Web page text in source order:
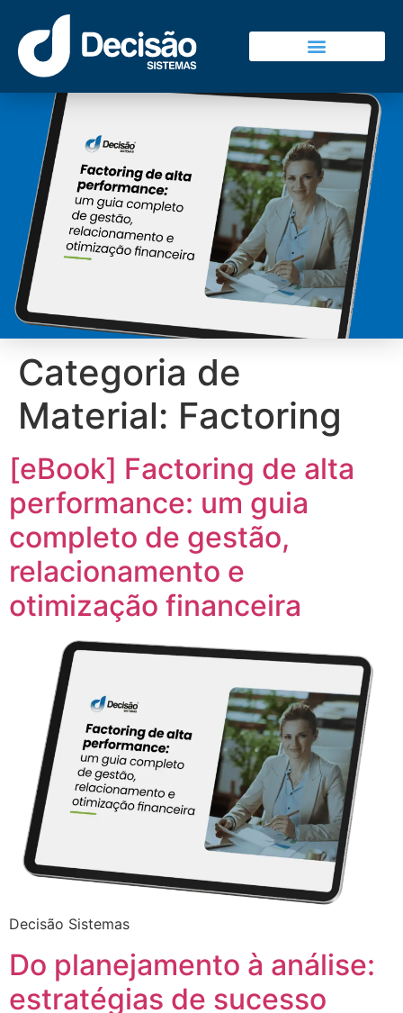
Categoria de
Material: Factoring
[eBook] Factoring de alta
performance: um guia
completo de gestão,
relacionamento e
otimização financeira
Decisão Sistemas
Do planejamento à análise:
estratégias de sucesso